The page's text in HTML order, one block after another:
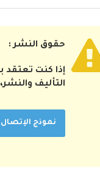
حقوق النشر :
إذا كنت
التأليف
نموذج الإتصال